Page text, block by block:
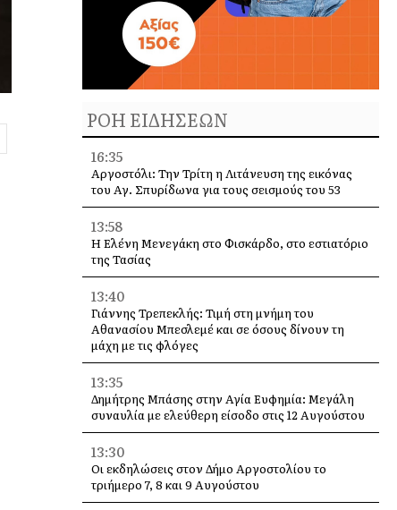
ΡΟΗ ΕΙΔΗΣΕΩΝ
16:35
Αργοστόλι: Την Τρίτη η Λιτάνευση της εικόνας
του Αγ. Σπυρίδωνα για τους σεισμούς του 53
13:58
Η Ελένη Μενεγάκη στο Φισκάρδο, στο εστιατόριο
της Τασίας
13:40
Γιάννης Τρεπεκλής: Τιμή στη μνήμη του
Αθανασίου Μπεσλεμέ και σε όσους δίνουν τη
μάχη με τις φλόγες
13:35
Δημήτρης Μπάσης στην Αγία Ευφημία: Μεγάλη
συναυλία με ελεύθερη είσοδο στις 12 Αυγούστου
13:30
Οι εκδηλώσεις στον Δήμο Αργοστολίου το
τριήμερο 7, 8 και 9 Αυγούστου